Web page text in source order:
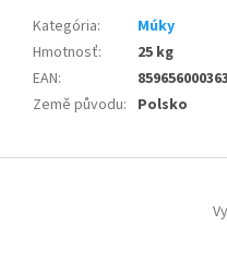
Kategória:
Múky
Hmotnosť:
25 kg
EAN:
Země původu: Polsko